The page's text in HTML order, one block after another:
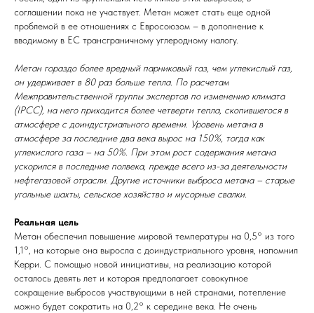
соглашении пока не участвует. Метан может стать еще одной
проблемой в ее отношениях с Евросоюзом – в дополнение к
вводимому в ЕС трансграничному углеродному налогу.
Метан гораздо более вредный парниковый газ, чем углекислый газ,
он удерживает в 80 раз больше тепла. По расчетам
Межправительственной группы экспертов по изменению климата
(IPCC), на него приходится более четверти тепла, скопившегося в
атмосфере с доиндустриального времени. Уровень метана в
атмосфере за последние два века вырос на 150%, тогда как
углекислого газа – на 50%. При этом рост содержания метана
ускорился в последние полвека, прежде всего из-за деятельности
нефтегазовой отрасли. Другие источники выброса метана – старые
угольные шахты, сельское хозяйство и мусорные свалки.
Реальная цель
Метан обеспечил повышение мировой температуры на 0,5° из того
1,1°, на которые она выросла с доиндустриального уровня, напомнил
Керри. С помощью новой инициативы, на реализацию которой
осталось девять лет и которая предполагает совокупное
сокращение выбросов участвующими в ней странами, потепление
можно будет сократить на 0,2° к середине века. Не очень